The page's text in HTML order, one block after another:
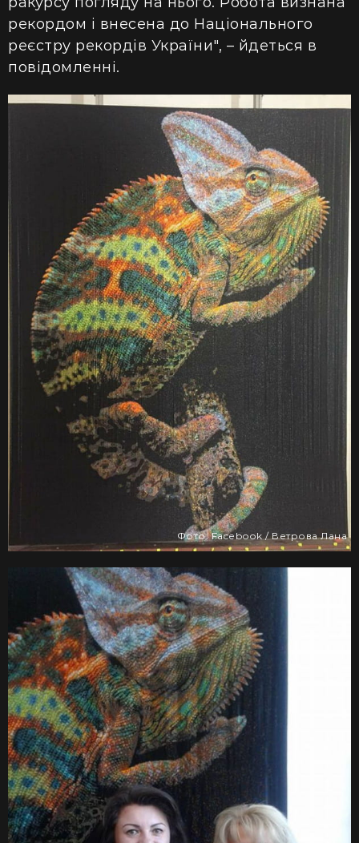
рекордом і внесена до Національного
реєстру рекордів України", – йдеться в
повідомленні.
Фото: Facebook / Ветрова Лана